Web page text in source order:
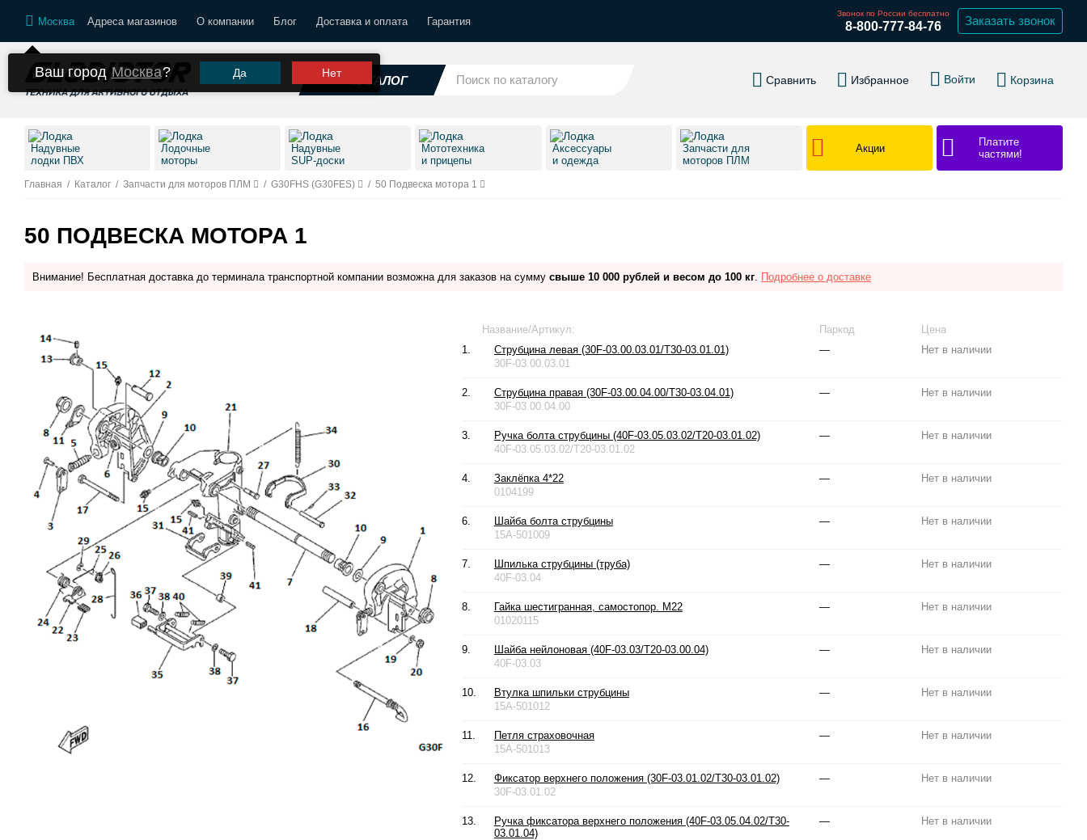
Москва Адреса магазинов О компании Блог Доставка и оплата Гарантия
Звонок по России бесплатно
8-800-777-84-76 Заказать звонок
КАТАЛОГ Сравнить Избранное Войти Корзина
Ваш городМосква? Да Нет
Надувные
лодки ПВХ
Лодочные
моторы
Надувные
SUP-доски
Мототехника
и прицепы
Аксессуары
и одежда
Запчасти для
моторов ПЛМ
Акции
Платите
частями!
Главная / Каталог / Запчасти для моторов ПЛМ / G30FHS (G30FES) / 50 Подвеска мотора 1
50 ПОДВЕСКА МОТОРА 1
Внимание! Бесплатная доставка до терминала транспортной компании возможна для заказов на сумму свыше 10 000 рублей и весом до 100 кг. Подробнее о доставке
Название/Артикул: Паркод
Цена
1.
Струбцина левая (30F-03.00.03.01/T30-03.01.01)
30F-03.00.03.01
— Нет в наличии
2.
Струбцина правая (30F-03.00.04.00/T30-03.04.01)
30F-03.00.04.00
— Нет в наличии
3.
Ручка болта струбцины (40F-03.05.03.02/T20-03.01.02)
40F-03.05.03.02/T20-03.01.02
— Нет в наличии
4.
Заклёпка 4*22
0104199
— Нет в наличии
6.
Шайба болта струбцины
15A-501009
— Нет в наличии
7.
Шпилька струбцины (труба)
40F-03.04
— Нет в наличии
8.
Гайка шестигранная, самостопор. М22
01020115
— Нет в наличии
9.
Шайба нейлоновая (40F-03.03/T20-03.00.04)
40F-03.03
— Нет в наличии
10.
Втулка шпильки струбцины
15A-501012
— Нет в наличии
11.
Петля страховочная
15A-501013
— Нет в наличии
12.
Фиксатор верхнего положения (30F-03.01.02/T30-03.01.02)
30F-03.01.02
— Нет в наличии
13.
Ручка фиксатора верхнего положения (40F-03.05.04.02/T30-
03.01.04)
— Нет в наличии